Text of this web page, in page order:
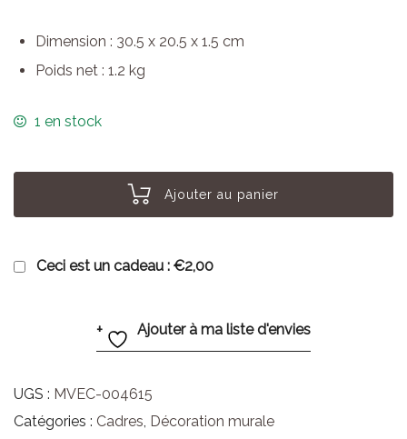
Dimension : 30.5 x 20.5 x 1.5 cm
Poids net : 1.2 kg
1 en stock
Ajouter au panier
Ceci est un cadeau : €2,00
Ajouter à ma liste d'envies
UGS : MVEC-004615
Catégories : Cadres Décoration murale